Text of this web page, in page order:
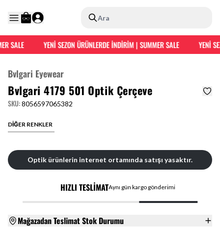
Ara
SALE YENİ SEZON ÜRÜNLERDE İNDİRİM | SUMMER SALE YENİ
Bvlgari Eyewear
Bvlgari 4179 501 Optik Çerçeve
SKU:8056597065382
DİĞER RENKLER
Optik ürünlerin internet ortamında satışı yasaktır.
HIZLI TESLİMATAynı gün kargo gönderimi
Mağazadan Teslimat Stok Durumu